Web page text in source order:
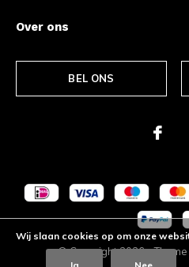
Over ons
BEL ONS
© Copyright2026- Theme
Wij slaan cookies op om onze